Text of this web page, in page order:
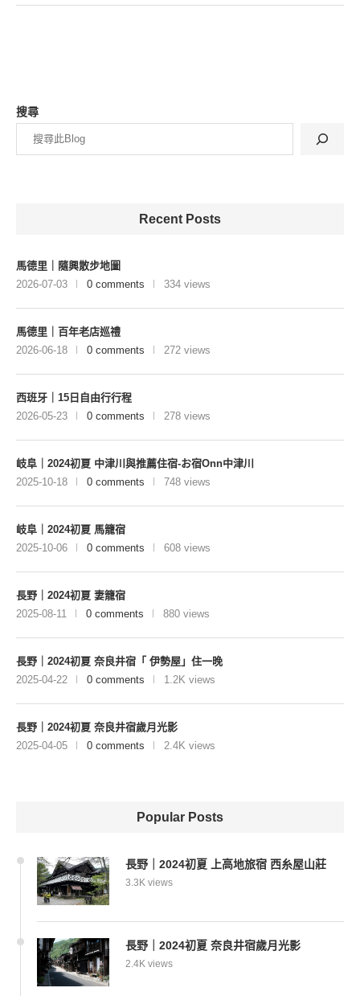
搜尋
Recent Posts
馬德里｜隨興散步地圖
2026-07-03
0 comments 334 views
馬德里｜百年老店巡禮
2026-06-18
0 comments 272 views
西班牙｜15日自由行行程
2026-05-23
0 comments 278 views
岐阜｜2024初夏 中津川與推薦住宿-お宿Onn中津川
2025-10-18
0 comments 748 views
岐阜｜2024初夏 馬籠宿
2025-10-06
0 comments 608 views
長野｜2024初夏 妻籠宿
2025-08-11
0 comments 880 views
長野｜2024初夏 奈良井宿「 伊勢屋」住一晚
2025-04-22
0 comments 1.2K views
長野｜2024初夏 奈良井宿歲月光影
2025-04-05
0 comments 2.4K views
Popular Posts
長野｜2024初夏 上高地旅宿 西糸屋山莊
3.3K views
長野｜2024初夏 奈良井宿歲月光影
2.4K views